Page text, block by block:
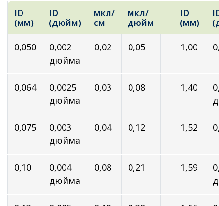
ID
(мм)
ID
(дюйм)
мкл/
см
мкл/
дюйм
ID
(мм)
0,050
0,002
дюйма
0,02 0,05 1,00
0,064
0,0025
дюйма
0,03 0,08 1,40
0,075
0,003
дюйма
0,04 0,12 1,52
0,10
0,004
дюйма
0,08 0,21 1,59